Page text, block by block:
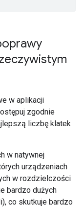
w aplikacji
zgodnie
liczbę klatek
w natywnej
urządzeniach
w rozdzielczości
bardzo dużych
co skutkuje bardzo